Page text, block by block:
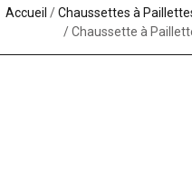
Accueil /Chaussettes à
/ Chaussette à